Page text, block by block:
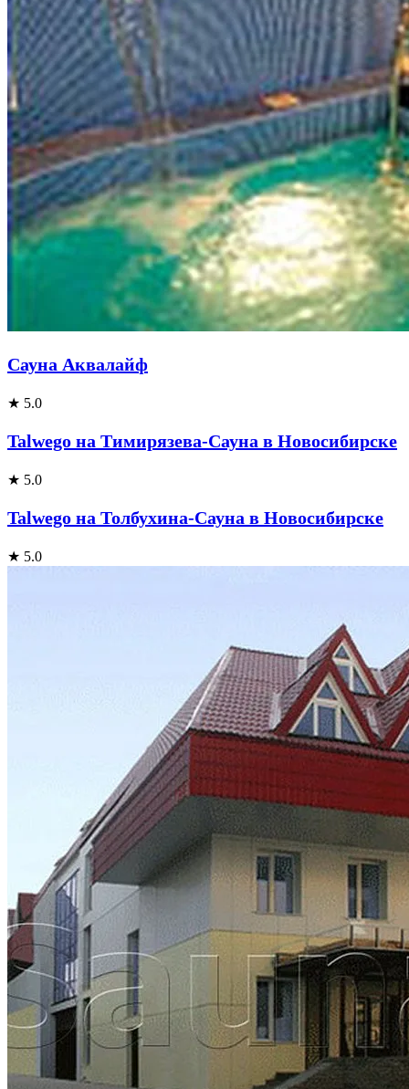
Сауна Аквалайф
★ 5.0
Talwego на Тимирязева-Сауна в Новосибирске
★ 5.0
Talwego на Толбухина-Сауна в Новосибирске
★ 5.0